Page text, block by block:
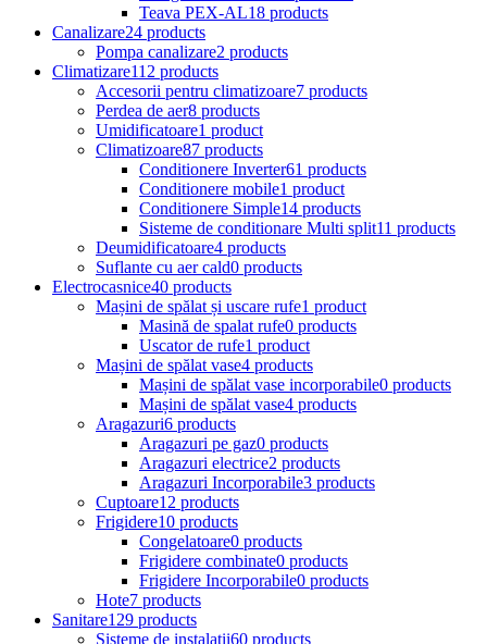
Teava PEX-AL18 products
Canalizare24 products
Pompa canalizare2 products
Climatizare112 products
Accesorii pentru climatizoare7 products
Perdea de aer8 products
Umidificatoare1 product
Climatizoare87 products
Conditionere Inverter61 products
Conditionere mobile1 product
Conditionere Simple14 products
Sisteme de conditionare Multi split11 products
Deumidificatoare4 products
Suflante cu aer cald0 products
Electrocasnice40 products
Mașini de spălat și uscare rufe1 product
Masină de spalat rufe0 products
Uscator de rufe1 product
Mașini de spălat vase4 products
Mașini de spălat vase incorporabile0 products
Mașini de spălat vase4 products
Aragazuri6 products
Aragazuri pe gaz0 products
Aragazuri electrice2 products
Aragazuri Incorporabile3 products
Cuptoare12 products
Frigidere10 products
Congelatoare0 products
Frigidere combinate0 products
Frigidere Incorporabile0 products
Hote7 products
Sanitare129 products
Sisteme de instalatii60 products